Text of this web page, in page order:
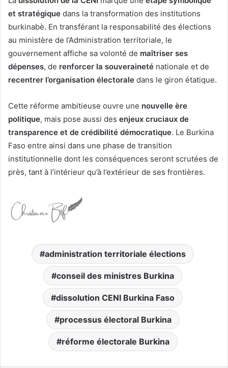
et stratégique dans la transformation des institutions
burkinabè. En transférant la responsabilité des élections
au ministère de l’Administration territoriale, le
gouvernement affiche sa volonté de maîtriser ses
dépenses, de renforcer la souveraineté nationale et de
recentrer l’organisation électorale dans le giron étatique.
Cette réforme ambitieuse ouvre une nouvelle ère
politique, mais pose aussi des enjeux cruciaux de
transparence et de crédibilité démocratique. Le Burkina
Faso entre ainsi dans une phase de transition
institutionnelle dont les conséquences seront scrutées de
près, tant à l’intérieur qu’à l’extérieur de ses frontières.
administration territoriale élections
conseil des ministres Burkina
dissolution CENI Burkina Faso
processus électoral Burkina
réforme électorale Burkina